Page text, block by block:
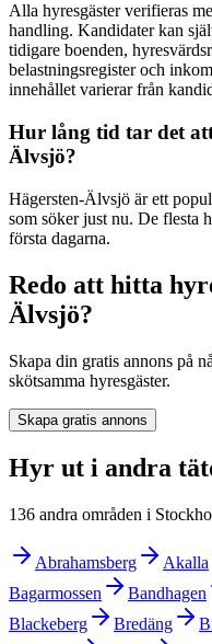
Alla hyresgäster verifieras
handling. Kandidater kan
tidigare boenden,
belastningsregister och
innehållet varierar från
Hur lång tid tar det
Älvsjö?
Hägersten-Älvsjö är ett
som söker just nu. De flesta
första dagarna.
Redo att hitta
Älvsjö?
Skapa din gratis annons på
skötsamma hyresgäster.
Skapa gratis annons
Hyr ut i andra
136 andra områden i
Abrahamsberg Akalla
Bagarmossen
Bandhagen
Blackeberg
Bredäng